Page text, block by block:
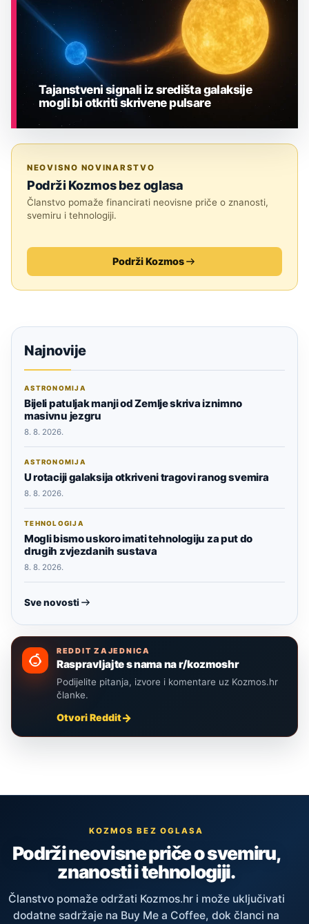
Tajanstveni signali iz središta galaksije
mogli bi otkriti skrivene pulsare
NEOVISNO NOVINARSTVO
Podrži Kozmos bez oglasa
Članstvo pomaže financirati neovisne priče o znanosti,
svemiru i tehnologiji.
Podrži Kozmos
Najnovije
ASTRONOMIJA
Bijeli patuljak manji od Zemlje skriva iznimno
masivnu jezgru
8. 8. 2026.
ASTRONOMIJA
U rotaciji galaksija otkriveni tragovi ranog svemira
8. 8. 2026.
TEHNOLOGIJA
Mogli bismo uskoro imati tehnologiju za put do
drugih zvjezdanih sustava
8. 8. 2026.
Sve novosti
REDDIT ZAJEDNICA
Raspravljajte s nama na r/kozmoshr
Podijelite pitanja, izvore i komentare uz Kozmos.hr
članke.
Otvori Reddit
KOZMOS BEZ OGLASA
Podrži neovisne priče o svemiru,
znanosti i tehnologiji.
Članstvo pomaže održati Kozmos.hr i može uključivati
dodatne sadržaje na Buy Me a Coffee, dok članci na